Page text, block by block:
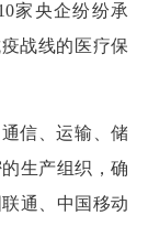
家央企纷纷承
战线的医疗保
信、运输、储
生产组织，确
通、中国移动